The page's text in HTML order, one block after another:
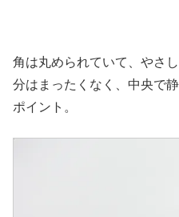
角は丸められていて、やさ
分はまったくなく、中央で
ポイント。